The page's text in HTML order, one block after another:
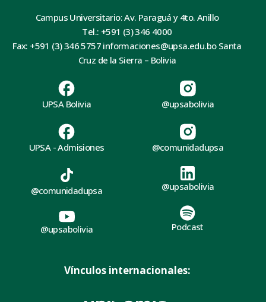
Campus Universitario: Av. Paraguá y 4to. Anillo
Tel.: +591 (3) 346 4000
Fax: +591 (3) 346 5757 informaciones@upsa.edu.bo Santa
Cruz de la Sierra – Bolivia
UPSA Bolivia
UPSA - Admisiones
@upsabolivia
@comunidadupsa
@comunidadupsa
@upsabolivia
@upsabolivia
Podcast
Vínculos internacionales: